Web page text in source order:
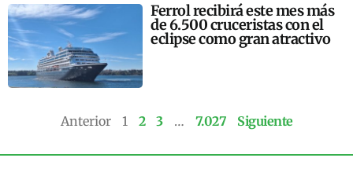
Ferrol recibirá este mes más
de 6.500 cruceristas con el
eclipse como gran atractivo
Anterior 1 2 3 … 7.027 Siguiente